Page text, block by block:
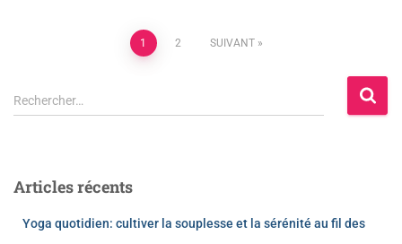
1 2 SUIVANT
Rechercher…
Articles récents
Yoga quotidien: cultiver la souplesse et la sérénité au fil des